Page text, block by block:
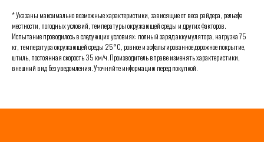
* Указаны максимально возможные характеристики, зависящие от веса райдера, рельефа
местности, погодных условий, температуры окружающей среды и других факторов.
Испытание проводилось в следующих условиях: полный заряд аккумулятора, нагрузка 75
кг, температура окружающей среды 25°C, ровное и асфальтированное дорожное покрытие,
штиль, постоянная скорость 35 км/ч. Производитель вправе изменять характеристики,
внешний вид без уведомления. Уточняйте информацию перед покупкой.